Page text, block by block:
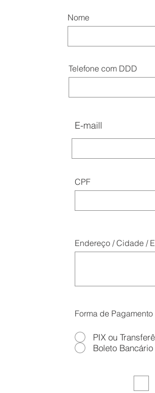
Nome
Telefone com DDD
E-maill
CPF
Endereço / Cidade /
Forma de Pagamento
PIX ou
Boleto Bancário